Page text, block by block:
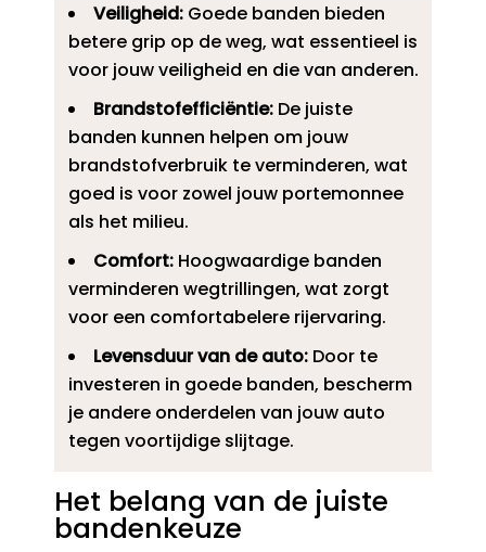
Veiligheid:Goede banden bieden
betere grip op de weg, wat essentieel is
voor jouw veiligheid en die van anderen.​
Brandstofefficiëntie:De juiste
banden kunnen helpen om jouw
brandstofverbruik te verminderen, wat
goed is voor zowel jouw portemonnee
als het milieu.​
Comfort:Hoogwaardige banden
verminderen wegtrillingen, wat zorgt
voor een comfortabelere rijervaring.​
Levensduur van de auto:Door te
investeren in goede banden, bescherm
je andere onderdelen van jouw auto
tegen voortijdige slijtage.​
Het belang van de juiste
bandenkeuze